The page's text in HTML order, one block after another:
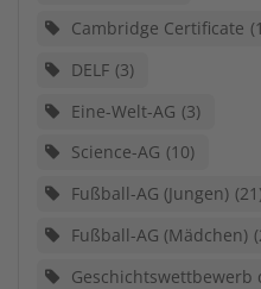
Cambridge Certificate 1
DELF 3
Eine-Welt-AG 3
Science-AG 10
Fußball-AG (Jungen) 21
Fußball-AG (Mädchen)